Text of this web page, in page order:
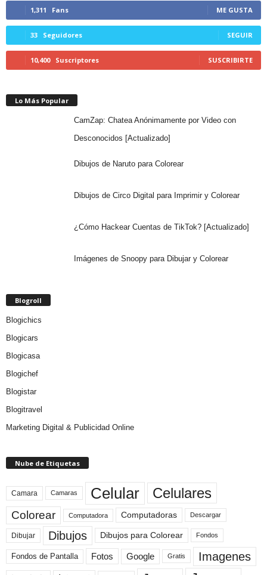
1,311 Fans ME GUSTA
33 Seguidores SEGUIR
10,400 Suscriptores SUSCRIBIRTE
Lo Más Popular
CamZap: Chatea Anónimamente por Video con
Desconocidos [Actualizado]
Dibujos de Naruto para Colorear
Dibujos de Circo Digital para Imprimir y Colorear
¿Cómo Hackear Cuentas de TikTok? [Actualizado]
Imágenes de Snoopy para Dibujar y Colorear
Blogroll
Blogichics
Blogicars
Blogicasa
Blogichef
Blogistar
Blogitravel
Marketing Digital & Publicidad Online
Nube de Etiquetas
Camara Camaras Celular Celulares
Colorear Computadora Computadoras Descargar
Dibujar Dibujos Dibujos para Colorear Fondos
Fondos de Pantalla Fotos Google Gratis Imagenes